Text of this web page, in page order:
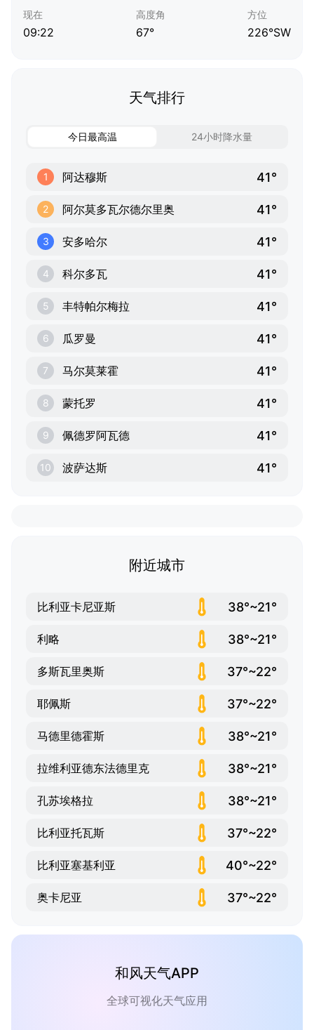
现在
09:22
高度角
67°
方位
226°SW
天气排行
今日最高温 24小时降水量
1 阿达穆斯 41°
2 阿尔莫多瓦尔德尔里奥 41°
3 安多哈尔 41°
4 科尔多瓦 41°
5 丰特帕尔梅拉 41°
6 瓜罗曼 41°
7 马尔莫莱霍 41°
8 蒙托罗 41°
9 佩德罗阿瓦德 41°
10 波萨达斯 41°
附近城市
比利亚卡尼亚斯 38°~21°
利略 38°~21°
多斯瓦里奥斯 37°~22°
耶佩斯 37°~22°
马德里德霍斯 38°~21°
拉维利亚德东法德里克 38°~21°
孔苏埃格拉 38°~21°
比利亚托瓦斯 37°~22°
比利亚塞基利亚 40°~22°
奥卡尼亚 37°~22°
和风天气APP
全球可视化天气应用